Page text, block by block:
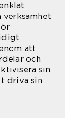
att
och
sin
driva sin